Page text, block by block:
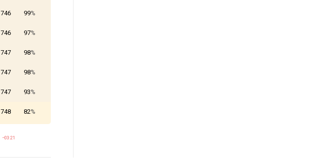
746 99%
746 97%
747 98%
747 98%
747 93%
748 82%
−03:21